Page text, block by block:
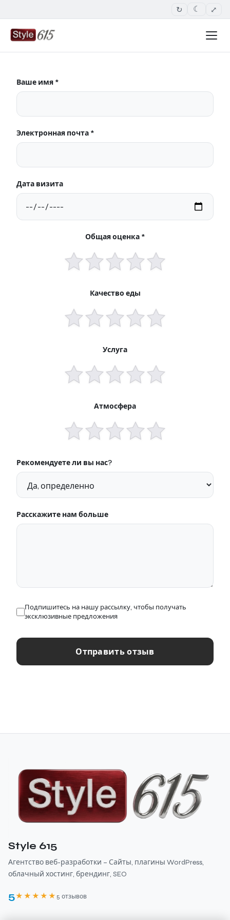
↻ ☾ ⤢
Ваше имя *
Электронная почта *
Дата визита
Общая оценка *
Качество еды
Услуга
Атмосфера
Рекомендуете ли вы нас?
Расскажите нам больше
Подпишитесь на нашу рассылку, чтобы получать
эксклюзивные предложения
Отправить отзыв
Style 615
Агентство веб-разработки – Сайты, плагины WordPress,
облачный хостинг, брендинг, SEO
5★★★★★ 5 отзывов